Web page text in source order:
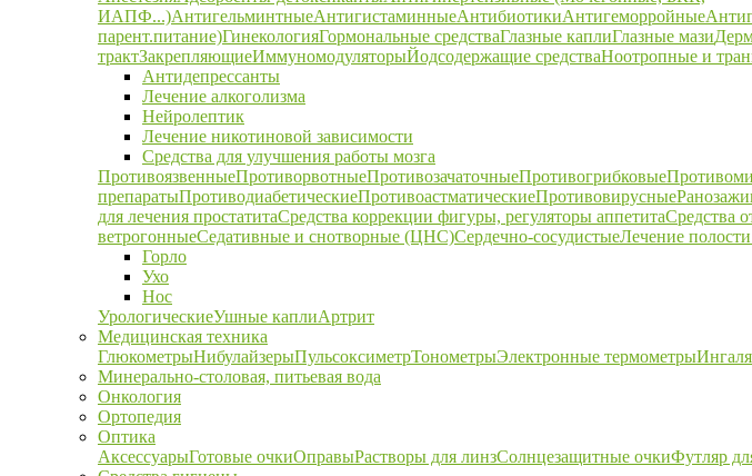
ИАПФ...)АнтигельминтныеАнтигистаминныеАнтибиотикиАнтигеморройные
парент.питание)ГинекологияГормональные средстваГлазные каплиГлазные мази
трактЗакрепляющиеИммуномодуляторыЙодсодержащие средстваНоотропные и
Антидепрессанты
Лечение алкоголизма
Нейролептик
Лечение никотиновой зависимости
Средства для улучшения работы мозга
ПротивоязвенныеПротиворвотныеПротивозачаточныеПротивогрибковые
препаратыПротиводиабетическиеПротивоастматическиеПротивовирусные
для лечения простатитаСредства коррекции фигуры, регуляторы аппетитаСредства
ветрогонныеСедативные и снотворные (ЦНС)Сердечно-сосудистыеЛечение полости
Горло
Ухо
Нос
УрологическиеУшные каплиАртрит
Медицинская техника
ГлюкометрыНибулайзерыПульсоксиметрТонометрыЭлектронные термометры
Минерально-столовая, питьевая вода
Онкология
Ортопедия
Оптика
АксессуарыГотовые очкиОправыРастворы для линзСолнцезащитные очкиФутляр